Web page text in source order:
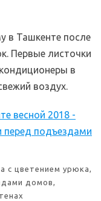
в Ташкенте после
Первые листочки
в
воздух.
с цветением урюка,
домов,